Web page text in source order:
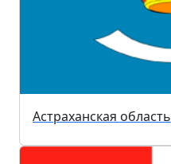
Астраханская область